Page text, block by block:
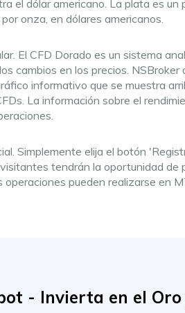
el dólar americano. La plata es
onza, en dólares americanos.
El CFD Dorado es un sistema
cambios en los precios.
informativo que se muestra
La información sobre el
Simplemente elija el botón
tendrán la oportunidad
pueden realizarse en
- Invierta en el